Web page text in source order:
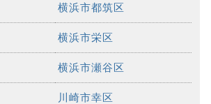
横浜市都筑区
横浜市栄区
横浜市瀬谷区
川崎市幸区